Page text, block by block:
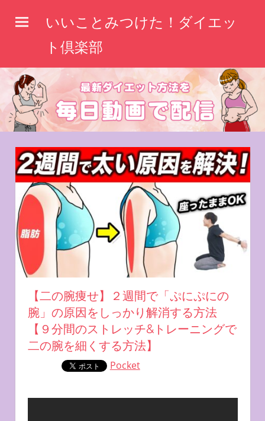
ス
キ
いいことみつけた！ダイエッ
ト倶楽部
【二の腕痩せ】２週間で「ぷにぷにの
腕」の原因をしっかり解消する方法
【９分間のストレッチ&トレーニングで
二の腕を細くする方法】
Pocket